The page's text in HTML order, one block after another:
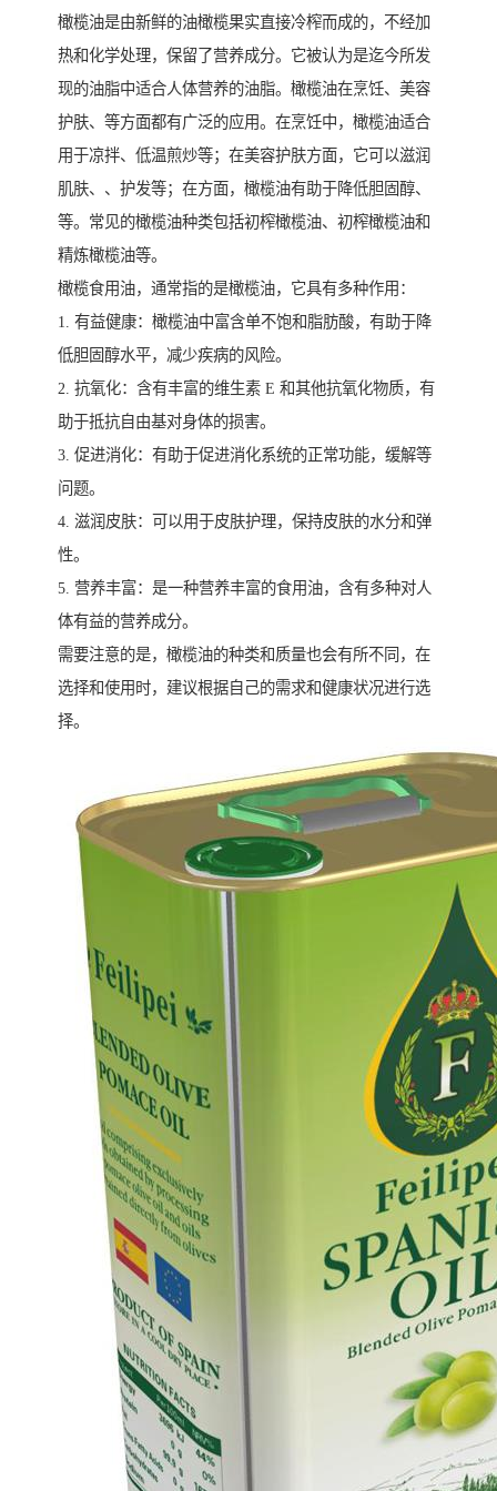
橄榄油是由新鲜的油橄榄果实直接冷榨而成的，不经加
热和化学处理，保留了营养成分。它被认为是迄今所发
现的油脂中适合人体营养的油脂。橄榄油在烹饪、美容
护肤、等方面都有广泛的应用。在烹饪中，橄榄油适合
用于凉拌、低温煎炒等；在美容护肤方面，它可以滋润
肌肤、、护发等；在方面，橄榄油有助于降低胆固醇、
等。常见的橄榄油种类包括初榨橄榄油、初榨橄榄油和
精炼橄榄油等。
橄榄食用油，通常指的是橄榄油，它具有多种作用：
1. 有益健康：橄榄油中富含单不饱和脂肪酸，有助于降
低胆固醇水平，减少疾病的风险。
2. 抗氧化：含有丰富的维生素 E 和其他抗氧化物质，有
助于抵抗自由基对身体的损害。
3. 促进消化：有助于促进消化系统的正常功能，缓解等
问题。
4. 滋润皮肤：可以用于皮肤护理，保持皮肤的水分和弹
性。
5. 营养丰富：是一种营养丰富的食用油，含有多种对人
体有益的营养成分。
需要注意的是，橄榄油的种类和质量也会有所不同，在
选择和使用时，建议根据自己的需求和健康状况进行选
择。